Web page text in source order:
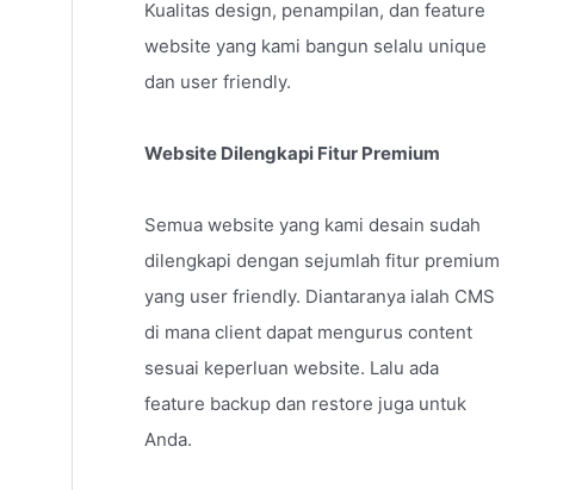
Kualitas design, penampilan, dan feature
website yang kami bangun selalu unique
dan user friendly.
Website Dilengkapi Fitur Premium
Semua website yang kami desain sudah
dilengkapi dengan sejumlah fitur premium
yang user friendly. Diantaranya ialah CMS
di mana client dapat mengurus content
sesuai keperluan website. Lalu ada
feature backup dan restore juga untuk
Anda.